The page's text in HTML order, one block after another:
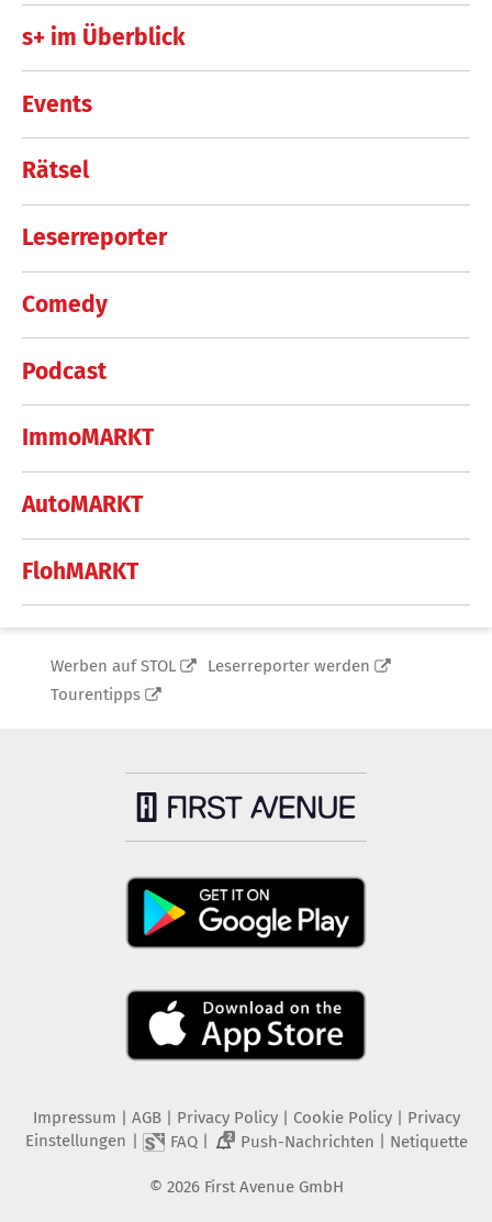
s+ im Überblick
Events
Rätsel
Leserreporter
Comedy
Podcast
ImmoMARKT
AutoMARKT
FlohMARKT
Werben auf STOL
Leserreporter werden
Tourentipps
Impressum AGB Privacy Policy| Cookie Policy| Privacy
Einstellungen
FAQ| 2 Push-Nachrichten Netiquette
© 2026 First Avenue GmbH